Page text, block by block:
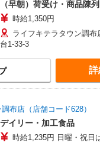
（早朝）荷受け・商品陳列
時給1,350円
ライフキテラタウン調
台1-33-3
詳
布店（店舗コード628）
デイリー・加工食品
時給1,235円 日曜